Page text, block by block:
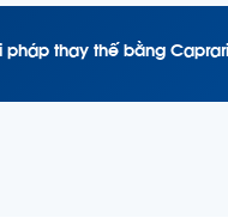
thay thế bằng Caprari